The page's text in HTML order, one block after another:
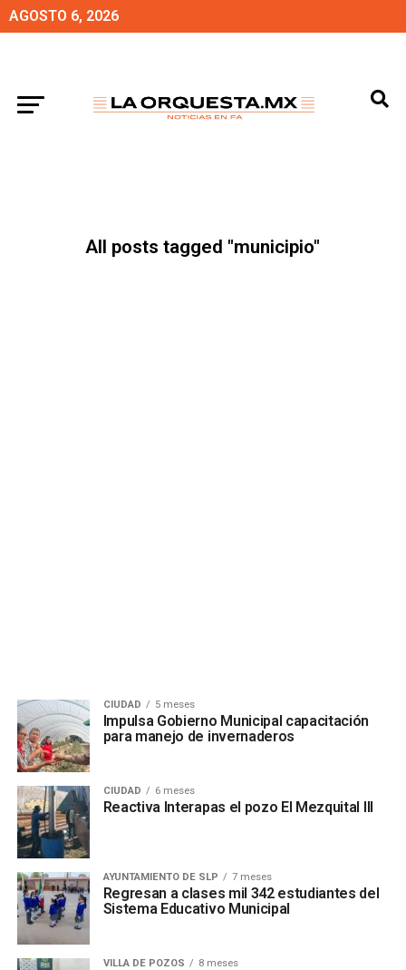
AGOSTO 6, 2026
All posts tagged "municipio"
CIUDAD 5 meses
Impulsa Gobierno Municipal capacitación
para manejo de invernaderos
CIUDAD 6 meses
Reactiva Interapas el pozo El Mezquital III
AYUNTAMIENTO DE SLP 7 meses
Regresan a clases mil 342 estudiantes del
Sistema Educativo Municipal
VILLA DE POZOS 8 meses